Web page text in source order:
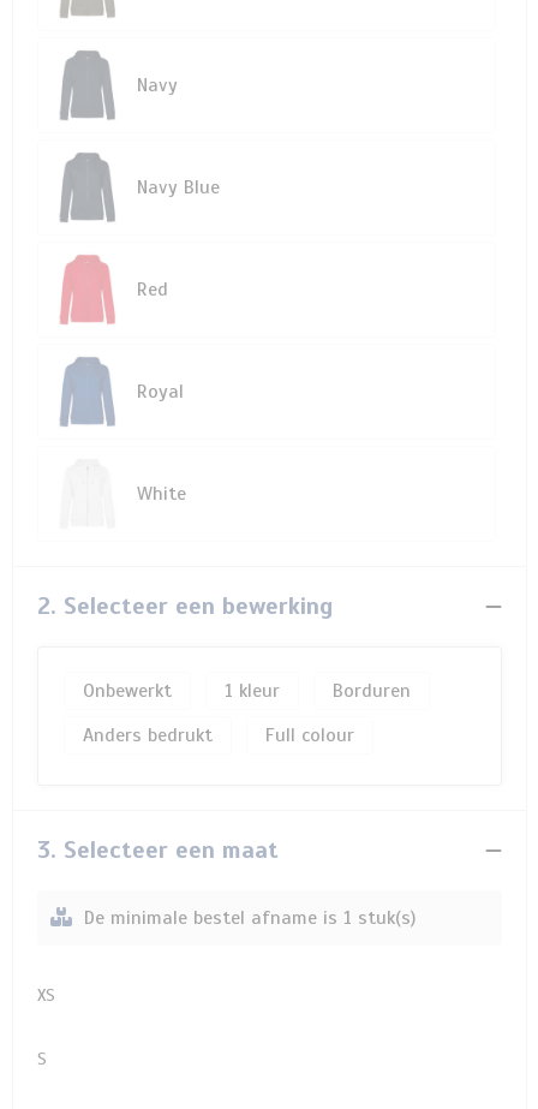
Navy
Navy Blue
Red
Royal
White
2. Selecteer een bewerking
Onbewerkt 1
Borduren
Anders bedrukt
Full colour
3. Selecteer een maat
De minimale bestel afname is 1 stuk(s)
XS
S